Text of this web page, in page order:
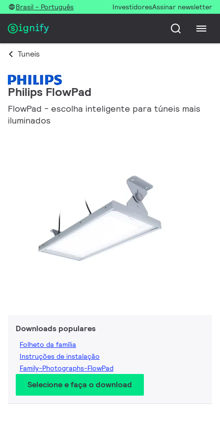
Brasil - Português InvestidoresAssinar newsletter
Tuneis
Philips FlowPad
FlowPad - escolha inteligente para túneis mais
iluminados
Downloads populares
Folheto da família
Instruções de instalação
Family-Photographs-FlowPad
Selecione e faça o download